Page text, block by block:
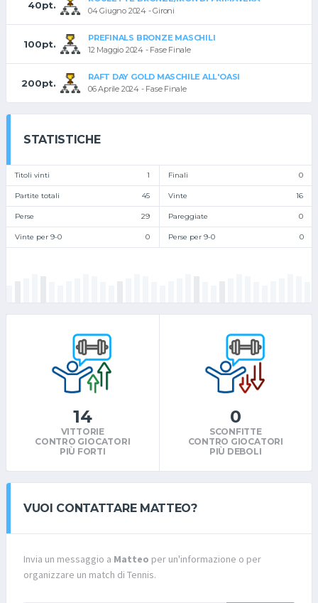
40pt.
04 Giugno 2024 - Gironi
100pt.
PREFINALS BRONZE MASCHILI
12 Maggio 2024 - Fase Finale
200pt.
RAFT DAY GOLD MASCHILE ALL'OASI
06 Aprile 2024 - Fase Finale
STATISTICHE
Titoli vinti 1 Finali 0
Partite totali 45 Vinte 16
Perse 29 Pareggiate 0
Vinte per 9-0 0 Perse per 9-0 0
14
VITTORIE
CONTRO GIOCATORI
PIÙ FORTI
0
SCONFITTE
CONTRO GIOCATORI
PIÙ DEBOLI
VUOI CONTATTARE MATTEO?
Invia un messaggio a Matteo per un'informazione o per
organizzare un match di Tennis.